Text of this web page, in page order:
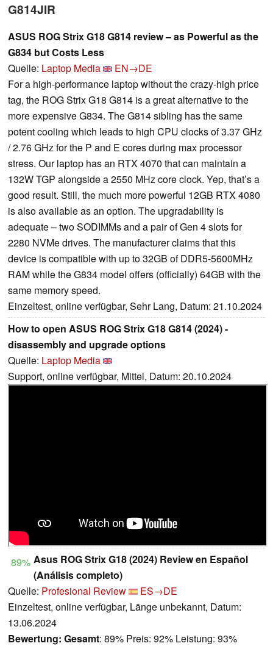
G814JIR
ASUS ROG Strix G18 G814 review – as Powerful as the
G834 but Costs Less
Quelle: Laptop Media
EN→DE
For a high-performance laptop without the crazy-high price
tag, the ROG Strix G18 G814 is a great alternative to the
more expensive G834. The G814 sibling has the same
potent cooling which leads to high CPU clocks of 3.37 GHz
/ 2.76 GHz for the P and E cores during max processor
stress. Our laptop has an RTX 4070 that can maintain a
132W TGP alongside a 2550 MHz core clock. Yep, that’s a
good result. Still, the much more powerful 12GB RTX 4080
is also available as an option. The upgradability is
adequate – two SODIMMs and a pair of Gen 4 slots for
2280 NVMe drives. The manufacturer claims that this
device is compatible with up to 32GB of DDR5-5600MHz
RAM while the G834 model offers (officially) 64GB with the
same memory speed.
Einzeltest, online verfügbar, Sehr Lang, Datum: 21.10.2024
How to open ASUS ROG Strix G18 G814 (2024) -
disassembly and upgrade options
Quelle: Laptop Media
Support, online verfügbar, Mittel, Datum: 20.10.2024
89% Asus ROG Strix G18 (2024) Review en Español
(Análisis completo)
Quelle: Profesional Review
ES→DE
Einzeltest, online verfügbar, Länge unbekannt, Datum:
13.06.2024
Bewertung: Gesamt: 89% Preis: 92% Leistung: 93%